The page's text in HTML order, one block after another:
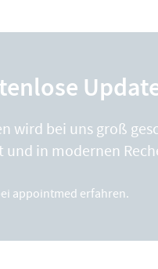
wird bei uns groß
in modernen
appointmed erfahren.